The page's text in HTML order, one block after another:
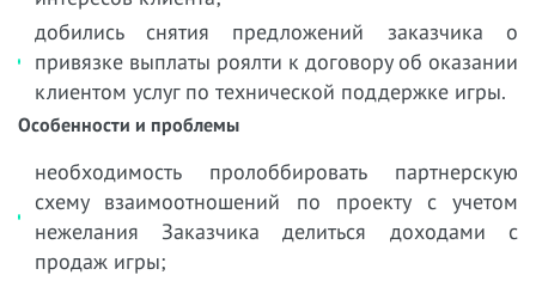
добились снятия предложений заказчика о
привязке выплаты роялти к договору об оказании
клиентом услуг по технической поддержке игры.
Особенности и проблемы
необходимость пролоббировать партнерскую
схему взаимоотношений по проекту с учетом
нежелания Заказчика делиться доходами с
продаж игры;